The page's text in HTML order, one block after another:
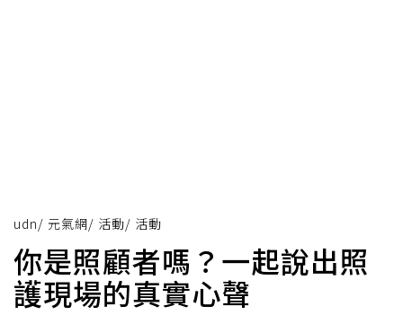
udn/ 元氣網/ 活動/ 活動
你是照顧者嗎？一起說出照
護現場的真實心聲